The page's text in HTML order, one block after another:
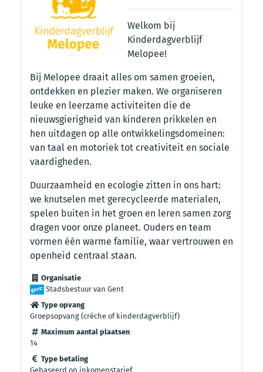
Welkom bij
Kinderdagverblijf
Melopee!
Bij Melopee draait alles om samen groeien,
ontdekken en plezier maken. We organiseren
leuke en leerzame activiteiten die de
nieuwsgierigheid van kinderen prikkelen en
hen uitdagen op alle ontwikkelingsdomeinen:
van taal en motoriek tot creativiteit en sociale
vaardigheden.
Duurzaamheid en ecologie zitten in ons hart:
we knutselen met gerecycleerde materialen,
spelen buiten in het groen en leren samen zorg
dragen voor onze planeet. Ouders en team
vormen één warme familie, waar vertrouwen en
openheid centraal staan.
Organisatie
Stadsbestuur van Gent
Type opvang
Groepsopvang (crèche of kinderdagverblijf)
Maximum aantal plaatsen
14
Type betaling
Gebaseerd op inkomenstarief